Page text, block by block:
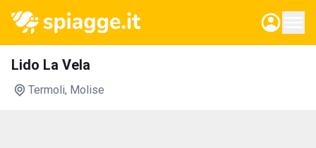
Lido La Vela
Termoli, Molise